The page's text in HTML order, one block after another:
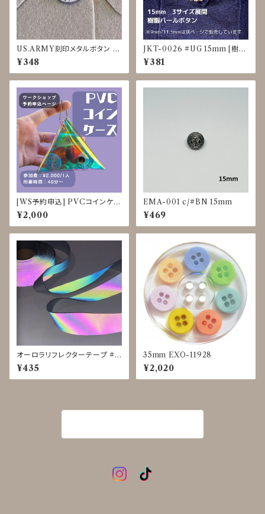
US.ARMY刻印メタルボタン 18
mm マットシルバー JDP-0015
¥348
JKT-0026 #UG 15mm [樹脂
パール] [裏足ボタン]
¥381
[WS予約申込] PVCコインケー
ス クラフト体験 8/3-8、8/25-2
8
¥2,000
EMA-001 c/#BN 15mm
¥469
オーロラリフレクターテープ #L
IGHTFORCE 黒 25mm◇1
ｍ単位で切り売り
¥435
35mm EXO-11928
¥2,020